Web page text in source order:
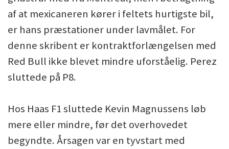
af at mexicaneren kører i feltets hurtigste bil,
er hans præstationer under lavmålet. For
denne skribent er kontraktforlængelsen med
Red Bull ikke blevet mindre uforståelig. Perez
sluttede på P8.
Hos Haas F1 sluttede Kevin Magnussens løb
mere eller mindre, før det overhovedet
begyndte. Årsagen var en tyvstart med